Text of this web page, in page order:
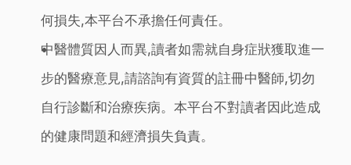
何損失,本平台不承擔任何責任。
中醫體質因人而異,讀者如需就自身症狀獲取進一
步的醫療意見,請諮詢有資質的註冊中醫師,切勿
自行診斷和治療疾病。本平台不對讀者因此造成
的健康問題和經濟損失負責。